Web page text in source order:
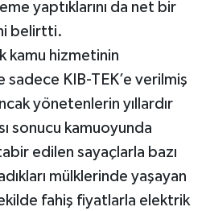
yaptıklarını da net bir
belirtti.
kamu hizmetinin
sadece KIB-TEK’e verilmiş
yönetenlerin yıllardır
sonucu kamuoyunda
edilen sayaçlarla bazı
mülklerinde yaşayan
fahiş fiyatlarla elektrik